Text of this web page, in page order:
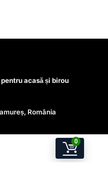
0
acasă și birou
România